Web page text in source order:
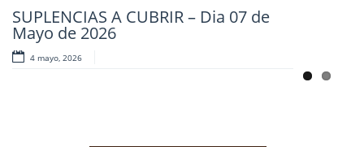
SUPLENCIAS A CUBRIR – Dia 07 de
Mayo de 2026
4 mayo, 2026